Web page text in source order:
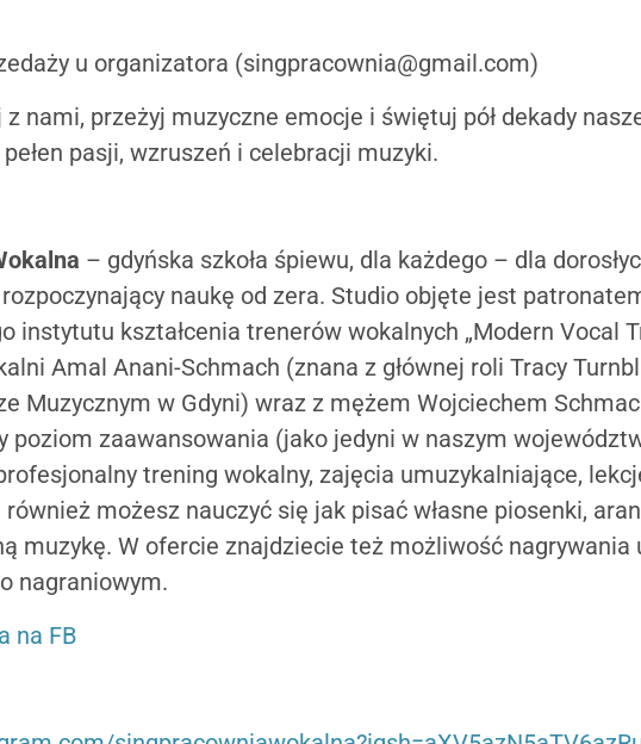
u organizatora (singpracownia@gmail.com)
nami, przeżyj muzyczne emocje i świętuj pół dekady
pasji, wzruszeń i celebracji muzyki.
– gdyńska szkoła śpiewu, dla każdego – dla
naukę od zera. Studio objęte jest
instytutu kształcenia trenerów wokalnych „Modern Vocal
Amal Anani-Schmach (znana z głównej roli Tracy
Muzycznym w Gdyni) wraz z mężem Wojciechem
poziom zaawansowania (jako jedyni w naszym
trening wokalny, zajęcia umuzykalniające,
możesz nauczyć się jak pisać własne piosenki,
muzykę. W ofercie znajdziecie też możliwość nagrywania
nagraniowym.
na FB